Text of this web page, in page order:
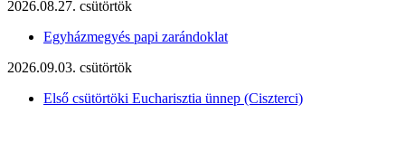
2026.08.27. csütörtök
Egyházmegyés papi zarándoklat
2026.09.03. csütörtök
Első csütörtöki Eucharisztia ünnep (Ciszterci)